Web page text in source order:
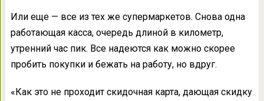
Или еще — все из тех же супермаркетов. Снова одна
работающая касса, очередь длиной в километр,
утренний час пик. Все надеются как можно скорее
пробить покупки и бежать на работу, но вдруг.
«Как это не проходит скидочная карта, дающая скидку